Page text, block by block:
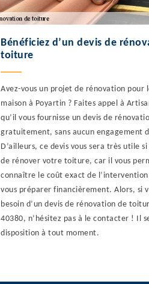
Bénéficiez d’un devis de
toiture
Avez-vous un projet de rénovation pour
maison à Poyartin ? Faites appel à
qu’il vous fournisse un devis de
gratuitement, sans aucun engagement
D’ailleurs, ce devis vous sera très utile
de rénover votre toiture, car il vous
connaître le coût exact de
vous préparer financièrement. Alors, si
besoin d’un devis de rénovation de
40380, n’hésitez pas à le contacter ! Il
disposition à tout moment.